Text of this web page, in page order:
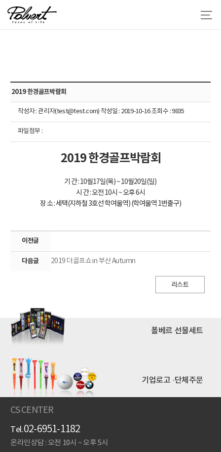
2019 한경골프박람회
작성자 : 관리자(test@test.com) 작성일 : 2019-10-16 조회수 : 9835
파일첨부 :
2019 한경골프박람회
기 간 : 10월17일(목) ~ 10월20일(일)
시 간 : 오전 10시 ~ 오후 6시
장 소 : 세텍(지하철 3호선 학여울역) (학여울역 1번출구)
이전글
다음글 2019 더골프쇼 in 부산 Autumn
리스트
폴베르 선물세트
기업로고 ·단체주문
CS CENTER
Tel.02-6951-1182
온라인상담 : 오전 10시 ~ 오후 5시